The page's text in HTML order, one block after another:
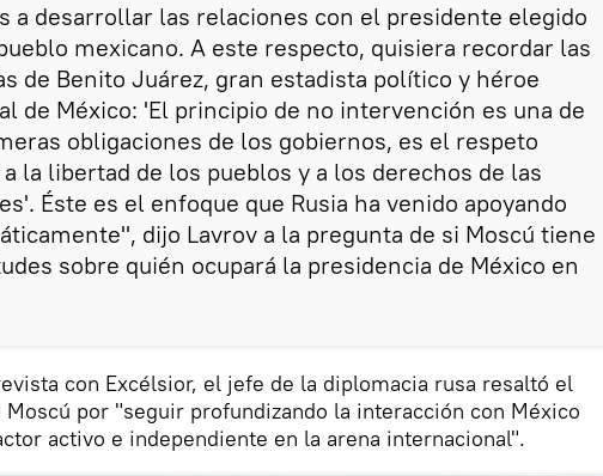
a desarrollar las relaciones con el presidente elegido
mexicano. A este respecto, quisiera recordar las
de Benito Juárez, gran estadista político y héroe
de México: 'El principio de no intervención es una de
obligaciones de los gobiernos, es el respeto
la libertad de los pueblos y a los derechos de las
Éste es el enfoque que Rusia ha venido apoyando
dijo Lavrov a la pregunta de si Moscú tiene
sobre quién ocupará la presidencia de México en
con Excélsior, el jefe de la diplomacia rusa resaltó el
por "seguir profundizando la interacción con México
activo e independiente en la arena internacional".